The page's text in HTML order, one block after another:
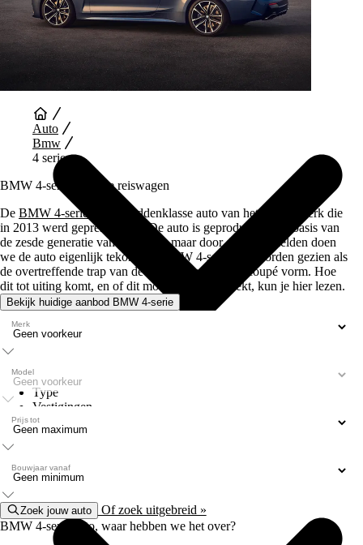
Auto Diensten
Type
Vestigingen
Auto
Bmw
4 serie
BMW 4-serie, prettige reiswagen
De BMW 4-serie
is een middenklasse auto van het Duitse merk die
in 2013 werd gepresenteerd. De auto is geproduceerd op basis van
de zesde generatie van de 3-serie maar door dit te vermelden doen
we de auto eigenlijk tekort. De BMW 4-serie kan worden gezien als
de overtreffende trap van de 3-serie maar dan in coupé vorm. Hoe
dit tot uiting komt, en of dit model jou aanspreekt, kun je hier lezen.
Bekijk huidige aanbod BMW 4-serie
Merk
Model
Prijs tot
Bouwjaar vanaf
Zoek jouw auto
Of zoek uitgebreid »
BMW 4-serie auto, waar hebben we het over?